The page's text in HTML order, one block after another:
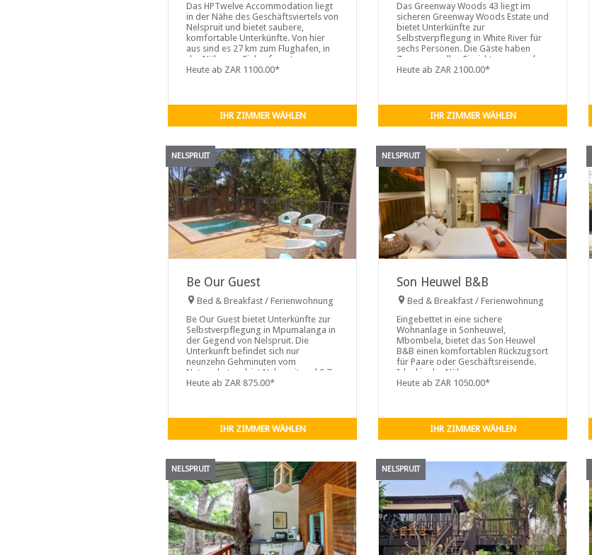
Das HPTwelve Accommodation liegt
in der Nähe des Geschäftsviertels von
Nelspruit und bietet saubere,
komfortable Unterkünfte. Von hier
aus sind es 27 km zum Flughafen, in
der Nähe von Einkaufszentren ...
Heute ab ZAR 1100.00*
IHR ZIMMER WÄHLEN
Das Greenway Woods 43 liegt im
sicheren Greenway Woods Estate und
bietet Unterkünfte zur
Selbstverpflegung in White River für
sechs Personen. Die Gäste haben
Zugang zu allen Einrichtungen und
Attraktionen des Anwesens.
Badezimmern.
Heute ab ZAR 2100.00*
IHR ZIMMER WÄHLEN
NELSPRUIT
Be Our Guest
Bed & Breakfast / Ferienwohnung
Be Our Guest bietet Unterkünfte zur
Selbstverpflegung in Mpumalanga in
der Gegend von Nelspruit. Die
Unterkunft befindet sich nur
neunzehn Gehminuten vom
Naturschutzgebiet Nelspruit und 9,7
km vom Mbombela-Stadion entfernt.
Heute ab ZAR 875.00*
IHR ZIMMER WÄHLEN
NELSPRUIT
Son Heuwel B&B
Bed & Breakfast / Ferienwohnung
Eingebettet in eine sichere
Wohnanlage in Sonheuwel,
Mbombela, bietet das Son Heuwel
B&B einen komfortablen Rückzugsort
für Paare oder Geschäftsreisende.
Ideal in der Nähe von
Einkaufszentren und beliebten
Region, wobei der berühmte Krüger-
Heute ab ZAR 1050.00*
IHR ZIMMER WÄHLEN
NELSPRUIT NELSPRUIT